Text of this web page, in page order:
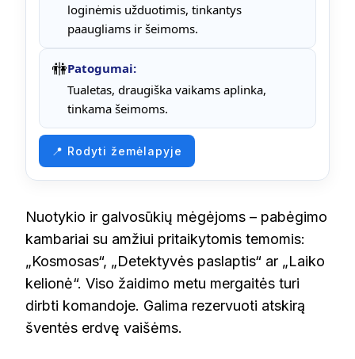
loginėmis užduotimis, tinkantys
paaugliams ir šeimoms.
🚻Patogumai:
Tualetas, draugiška vaikams aplinka,
tinkama šeimoms.
📍 Rodyti žemėlapyje
Nuotykio ir galvosūkių mėgėjoms – pabėgimo
kambariai su amžiui pritaikytomis temomis:
„Kosmosas“, „Detektyvės paslaptis“ ar „Laiko
kelionė“. Viso žaidimo metu mergaitės turi
dirbti komandoje. Galima rezervuoti atskirą
šventės erdvę vaišėms.